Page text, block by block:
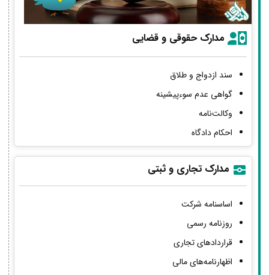
مدارک حقوقی و قضایی
سند ازدواج و طلاق
گواهی عدم سوءپیشینه
وکالت‌نامه
احکام دادگاه
مدارک تجاری و ثبتی
اساسنامه شرکت
روزنامه رسمی
قراردادهای تجاری
اظهارنامه‌های مالی